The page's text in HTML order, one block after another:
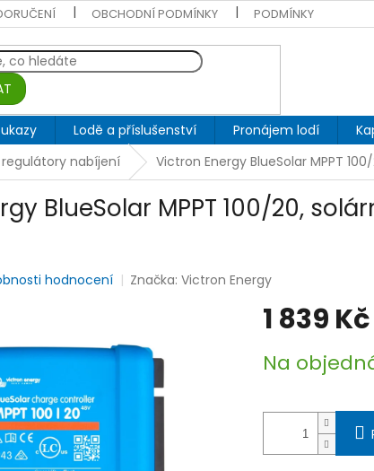
OBCHODNÍ PODMÍNKY PODMÍNKY
Lodě a příslušenství Pronájem lodí
regulátory nabíjení Victron Energy BlueSolar MPPT
BlueSolar MPPT 100/20,
hodnocení Značka:Victron Energy
1 839 Kč
cena:
Na